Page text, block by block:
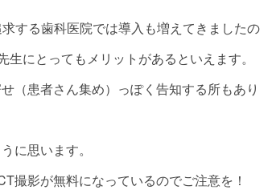
する歯科医院では導入も増えてきましたの
にとってもメリットがあるといえます。
（患者さん集め）っぽく告知する所もあり
に思います。
撮影が無料になっているのでご注意を！